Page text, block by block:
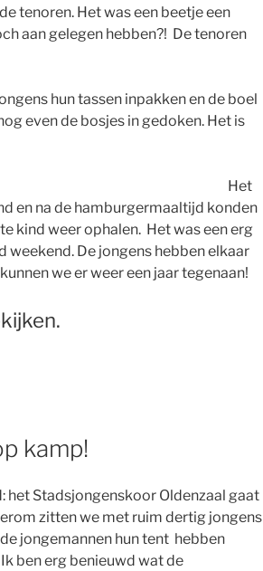
tenoren. Het was een beetje een
aan gelegen hebben?! De tenoren
hun tassen inpakken en de boel
even de bosjes in gedoken. Het is
Het
en na de hamburgermaaltijd konden
kind weer ophalen. Het was een erg
weekend. De jongens hebben elkaar
we er weer een jaar tegenaan!
kamp!
het Stadsjongenskoor Oldenzaal gaat
zitten we met ruim dertig jongens
jongemannen hun tent hebben
ben erg benieuwd wat de